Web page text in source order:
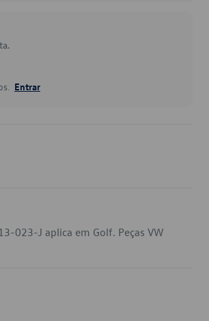
Entrar
023-J aplica em Golf. Peças VW